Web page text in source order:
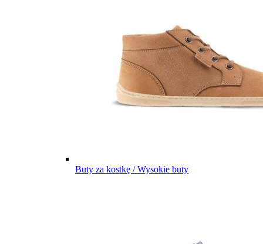
Buty za kostkę / Wysokie buty